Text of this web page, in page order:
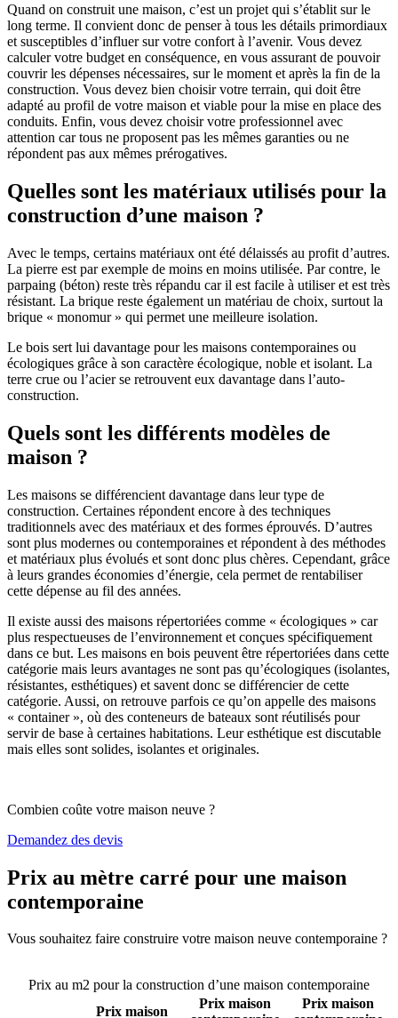
Quand on construit une maison, c’est un projet qui s’établit sur le
long terme. Il convient donc de penser à tous les détails primordiaux
et susceptibles d’influer sur votre confort à l’avenir. Vous devez
calculer votre budget en conséquence, en vous assurant de pouvoir
couvrir les dépenses nécessaires, sur le moment et après la fin de la
construction. Vous devez bien choisir votre terrain, qui doit être
adapté au profil de votre maison et viable pour la mise en place des
conduits. Enfin, vous devez choisir votre professionnel avec
attention car tous ne proposent pas les mêmes garanties ou ne
répondent pas aux mêmes prérogatives.
Quelles sont les matériaux utilisés pour la
construction d’une maison ?
Avec le temps, certains matériaux ont été délaissés au profit d’autres.
La pierre est par exemple de moins en moins utilisée. Par contre, le
parpaing (béton) reste très répandu car il est facile à utiliser et est très
résistant. La brique reste également un matériau de choix, surtout la
brique « monomur » qui permet une meilleure isolation.
Le bois sert lui davantage pour les maisons contemporaines ou
écologiques grâce à son caractère écologique, noble et isolant. La
terre crue ou l’acier se retrouvent eux davantage dans l’auto-
construction.
Quels sont les différents modèles de
maison ?
Les maisons se différencient davantage dans leur type de
construction. Certaines répondent encore à des techniques
traditionnels avec des matériaux et des formes éprouvés. D’autres
sont plus modernes ou contemporaines et répondent à des méthodes
et matériaux plus évolués et sont donc plus chères. Cependant, grâce
à leurs grandes économies d’énergie, cela permet de rentabiliser
cette dépense au fil des années.
Il existe aussi des maisons répertoriées comme « écologiques » car
plus respectueuses de l’environnement et conçues spécifiquement
dans ce but. Les maisons en bois peuvent être répertoriées dans cette
catégorie mais leurs avantages ne sont pas qu’écologiques (isolantes,
résistantes, esthétiques) et savent donc se différencier de cette
catégorie. Aussi, on retrouve parfois ce qu’on appelle des maisons
« container », où des conteneurs de bateaux sont réutilisés pour
servir de base à certaines habitations. Leur esthétique est discutable
mais elles sont solides, isolantes et originales.
Combien coûte votre maison neuve ?
Demandez des devis
Prix au mètre carré pour une maison
contemporaine
Vous souhaitez faire construire votre maison neuve contemporaine ?
Prix au m2 pour la construction d’une maison contemporaine
Prix maison
Prix maison
Prix maison